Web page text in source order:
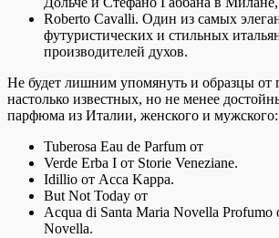
Roberto Cavalli. Один из самых
футуристических и стильных
производителей духов.
Не будет лишним упомянуть и образцы от
настолько известных, но не менее
парфюма из Италии, женского и мужского:
Tuberosa Eau de Parfum от
Verde Erba I от Storie Veneziane.
Idillio от Acca Kappa.
But Not Today от
Acqua di Santa Maria Novella Profumo
Novella.